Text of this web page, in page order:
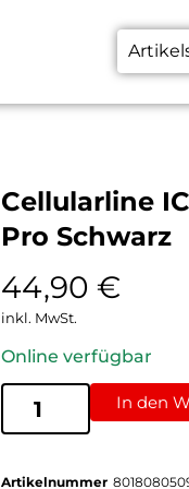
Cellularline
Pro Schwarz
44,90 €
inkl. MwSt.
Online verfügbar
In den
Artikelnummer